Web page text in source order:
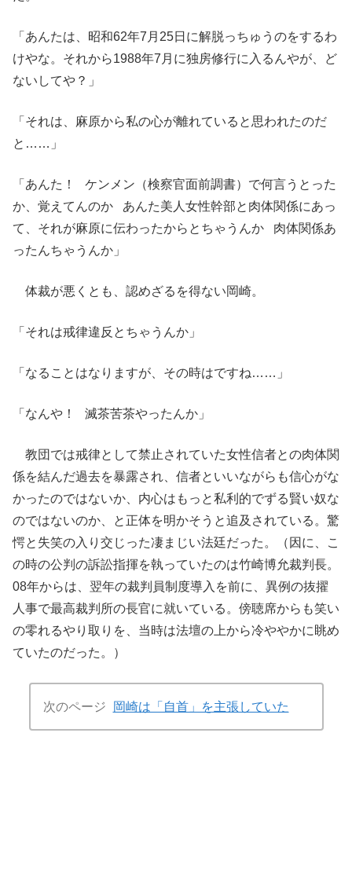
「あんたは、昭和62年7月25日に解脱っちゅうのをするわ
けやな。それから1988年7月に独房修行に入るんやが、ど
ないしてや？」
「それは、麻原から私の心が離れていると思われたのだ
と……」
「あんた！ ケンメン（検察官面前調書）で何言うとった
か、覚えてんのか あんた美人女性幹部と肉体関係にあっ
て、それが麻原に伝わったからとちゃうんか 肉体関係あ
ったんちゃうんか」
体裁が悪くとも、認めざるを得ない岡崎。
「それは戒律違反とちゃうんか」
「なることはなりますが、その時はですね……」
「なんや！ 滅茶苦茶やったんか」
教団では戒律として禁止されていた女性信者との肉体関
係を結んだ過去を暴露され、信者といいながらも信心がな
かったのではないか、内心はもっと私利的でずる賢い奴な
のではないのか、と正体を明かそうと追及されている。驚
愕と失笑の入り交じった凄まじい法廷だった。（因に、こ
の時の公判の訴訟指揮を執っていたのは竹崎博允裁判長。
08年からは、翌年の裁判員制度導入を前に、異例の抜擢
人事で最高裁判所の長官に就いている。傍聴席からも笑い
の零れるやり取りを、当時は法壇の上から冷ややかに眺め
ていたのだった。）
次のページ 岡崎は「自首」を主張していた